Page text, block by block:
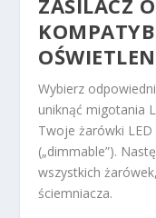
Wybierz odpowiedni
uniknąć migotania
Twoje żarówki
(„dimmable”).
wszystkich
ściemniacza.